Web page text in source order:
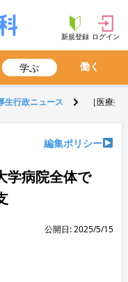
新規登録 ログイン
学ぶ 働く
生行政ニュース ［医療
編集ポリシー
学病院全体で
公開日: 2025/5/15